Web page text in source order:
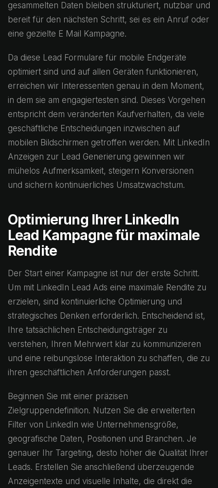
gesammelten Daten bleiben strukturiert, nutzbar und
bereit für den nächsten Schritt, sei es ein Anruf oder
eine gezielte E Mail Kampagne.
Da diese Lead Formulare für mobile Endgeräte
optimiert sind und auf allen Geräten funktionieren,
erreichen wir Interessenten genau in dem Moment,
in dem sie am engagiertesten sind. Dieses Vorgehen
entspricht dem veränderten Kaufverhalten, da viele
geschäftliche Entscheidungen inzwischen auf
mobilen Bildschirmen getroffen werden. Mit LinkedIn
Anzeigen zur Lead Generierung gewinnen wir
mühelos Aufmerksamkeit, steigern Konversionen
und sichern kontinuierliches Umsatzwachstum.
Optimierung Ihrer LinkedIn
Lead Kampagne für maximale
Rendite
Der Start einer Kampagne ist nur der erste Schritt.
Um mit LinkedIn Lead Ads eine maximale Rendite zu
erzielen, sind kontinuierliche Optimierung und
strategisches Denken erforderlich. Entscheidend ist,
Ihre tatsächlichen Entscheidungsträger zu
verstehen, Ihren Mehrwert klar zu kommunizieren
und eine reibungslose Interaktion zu schaffen, die zu
ihren geschäftlichen Anforderungen passt.
Beginnen Sie mit einer präzisen
Zielgruppendefinition. Nutzen Sie die erweiterten
Filter von LinkedIn wie Unternehmensgröße,
geografische Daten, Positionen und Branchen. Je
genauer Ihr Targeting, desto höher die Qualität Ihrer
Leads. Erstellen Sie anschließend überzeugende
Anzeigentexte und visuelle Inhalte, die direkt die